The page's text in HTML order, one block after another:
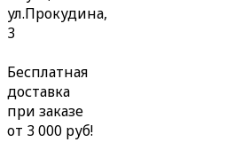
ул.Прокудина,
3
Бесплатная
доставка
при заказе
от 3 000 руб!